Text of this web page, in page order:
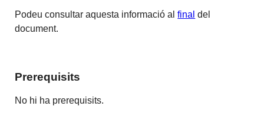
Podeu consultar aquesta informació alfinal del
document.
Prerequisits
No hi ha prerequisits.